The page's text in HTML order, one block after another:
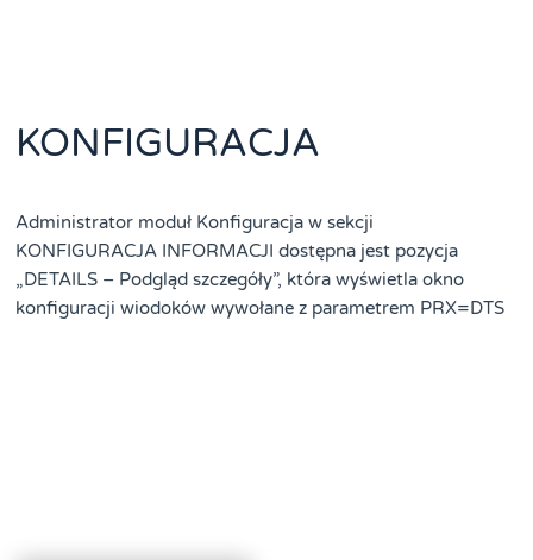
KONFIGURACJA
Administrator moduł Konfiguracja w sekcji
KONFIGURACJA INFORMACJI dostępna jest pozycja
„DETAILS – Podgląd szczegóły”, która wyświetla okno
konfiguracji wiodoków wywołane z parametrem PRX=DTS